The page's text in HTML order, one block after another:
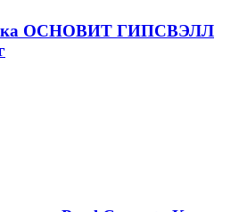
ОСНОВИТ ГИПСВЭЛЛ